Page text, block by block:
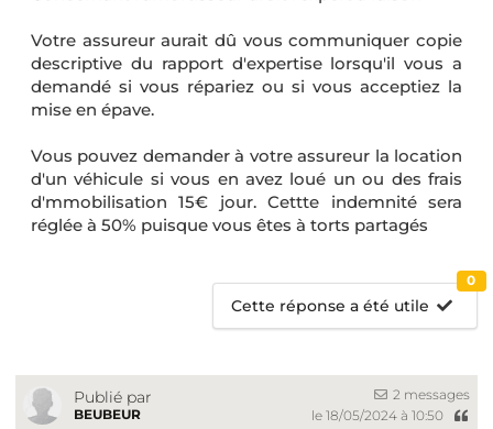
Votre assureur aurait dû vous communiquer copie
descriptive du rapport d'expertise lorsqu'il vous a
demandé si vous répariez ou si vous acceptiez la
mise en épave.
Vous pouvez demander à votre assureur la location
d'un véhicule si vous en avez loué un ou des frais
d'mmobilisation 15€ jour. Cettte indemnité sera
réglée à 50% puisque vous êtes à torts partagés
Cette réponse a été utile
0
Publié par
BEUBEUR
2 messages
le 18/05/2024 à 10:50